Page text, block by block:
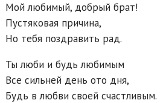
Мой любимый, добрый брат!
Пустяковая причина,
Но тебя поздравить рад.
Ты люби и будь любимым
Все сильней день ото дня,
Будь в любви своей счастливым.